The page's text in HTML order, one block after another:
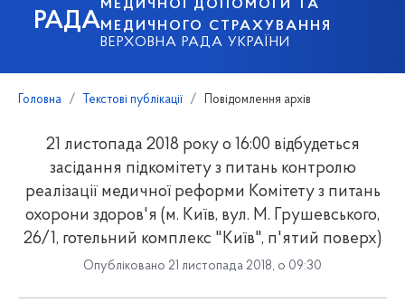
РАДА
МЕДИЧНОЇ ДОПОМОГИ ТА
МЕДИЧНОГО СТРАХУВАННЯ
ВЕРХОВНА РАДА УКРАЇНИ
Головна Текстові публікації Повідомлення архів
21 листопада 2018 року о 16:00 відбудеться
засідання підкомітету з питань контролю
реалізації медичної реформи Комітету з питань
охорони здоров'я (м. Київ, вул. М. Грушевського,
26/1, готельний комплекс "Київ", п'ятий поверх)
Опубліковано 21 листопада 2018, о 09:30